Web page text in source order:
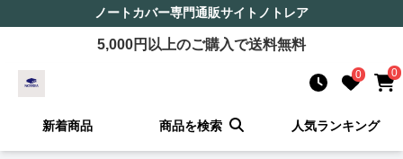
ノートカバー専門通販サイト ノトレア
5,000円以上のご購入で送料無料
0 0
新着商品 商品を検索 人気ランキング